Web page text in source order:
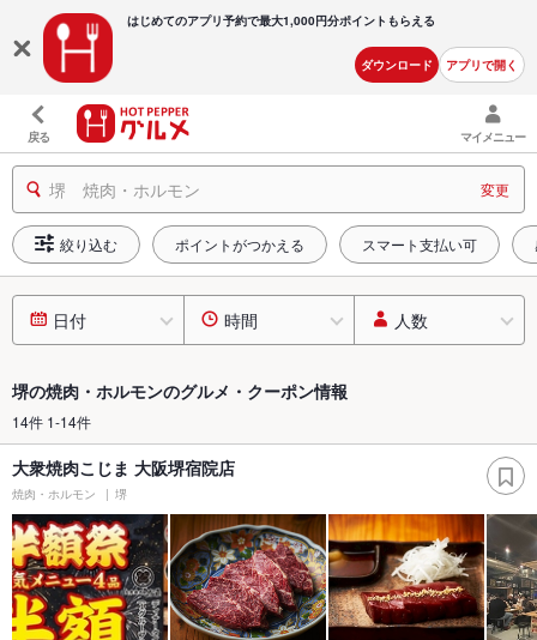
はじめてのアプリ予約で最大1,000円分ポイントもらえる
ダウンロード アプリで開く
戻る マイメニュー
堺 焼肉・ホルモン 変更
絞り込む ポイントがつかえる スマート支払い可
日付 時間 人数
堺の焼肉・ホルモンのグルメ・クーポン情報
14件 1-14件
大衆焼肉こじま 大阪堺宿院店
焼肉・ホルモン 堺